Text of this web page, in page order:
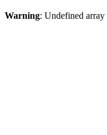
Warning: Undefined